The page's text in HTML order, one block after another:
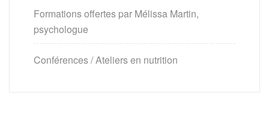
Formations offertes par Mélissa Martin,
psychologue
Conférences / Ateliers en nutrition